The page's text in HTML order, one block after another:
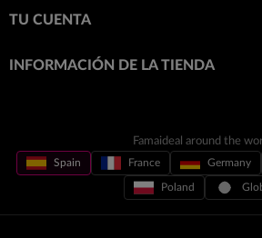
TU CUENTA
INFORMACIÓN DE LA TIENDA
Famaideal around the
Spain France Germany
Poland